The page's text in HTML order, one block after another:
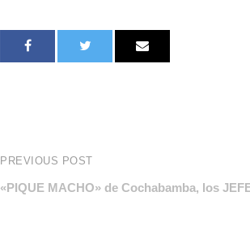
PREVIOUS POST
«PIQUE MACHO» de Cochabamba, los